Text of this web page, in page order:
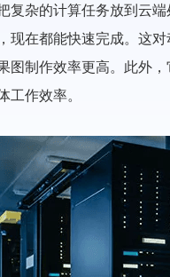
复杂的计算任务放到云
现在都能快速完成。这
图制作效率更高。此外
工作效率。